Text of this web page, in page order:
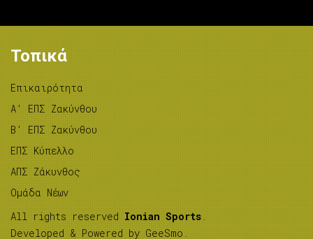
Τοπικά
Επικαιρότητα
A’ ΕΠΣ Ζακύνθου
B’ ΕΠΣ Ζακύνθου
ΕΠΣ Κύπελλο
ΑΠΣ Ζάκυνθος
Ομάδα Νέων
All rights reserved Ionian Sports .
Developed & Powered by GeeSmo .